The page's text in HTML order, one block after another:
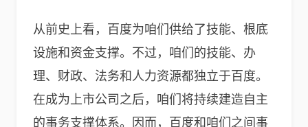
从前史上看，百度为咱们供给了技能、根底
设施和资金支撑。不过，咱们的技能、办
理、财政、法务和人力资源都独立于百度。
在成为上市公司之后，咱们将持续建造自主
的事务支撑体系。因而，百度和咱们之间事